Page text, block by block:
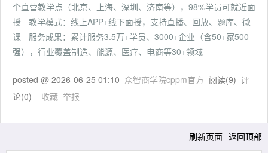
个直营教学点（北京、上海、深圳、济南等），98%学员可就近面
授 - 教学模式：线上APP+线下面授，支持直播、回放、题库、微
课 - 服务成果：累计服务3.5万+学员、3000+企业（含50+家500
强），行业覆盖制造、能源、医疗、电商等30+领域
posted @ 2026-06-25 01:10 众智商学院cppm官方 阅读(9) 评
论(0) 收藏 举报
刷新页面 返回顶部